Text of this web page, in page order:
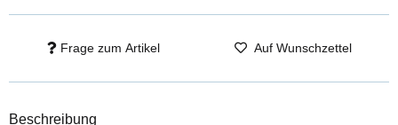
Frage zum Artikel Auf Wunschzettel
Beschreibung